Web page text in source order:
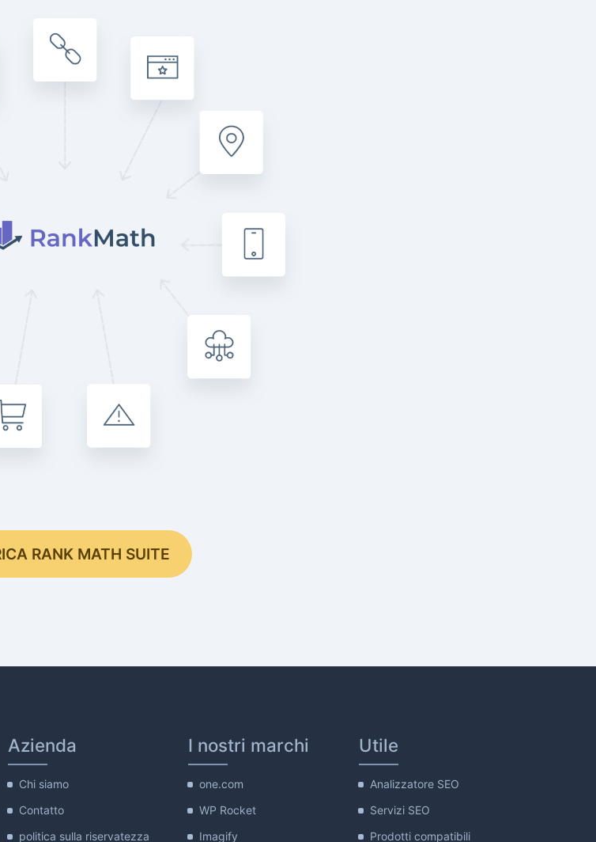
RANK MATH SUITE
Azienda
Chi siamo
Contatto
politica sulla riservatezza
I nostri marchi
one.com
WP Rocket
Imagify
Utile
Analizzatore SEO
Servizi SEO
Prodotti compatibili